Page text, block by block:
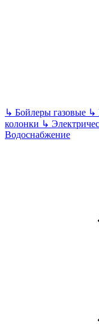
↳ Бойлеры газовые ↳
колонки ↳
Водоснабжение